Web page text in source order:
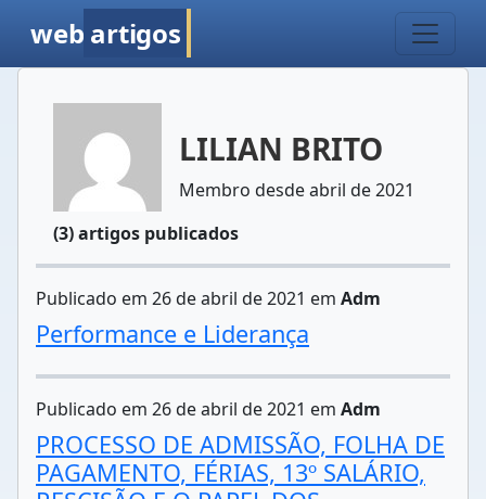
web artigos
LILIAN BRITO
Membro desde abril de 2021
(3) artigos publicados
Publicado em 26 de abril de 2021 em Adm
Performance e Liderança
Publicado em 26 de abril de 2021 em Adm
PROCESSO DE ADMISSÃO, FOLHA DE
PAGAMENTO, FÉRIAS, 13º SALÁRIO,